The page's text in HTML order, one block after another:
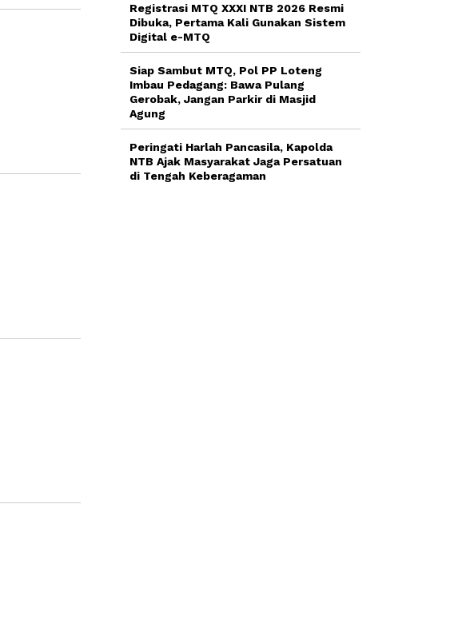
Registrasi MTQ XXXI NTB 2026 Resmi
Dibuka, Pertama Kali Gunakan Sistem
Digital e-MTQ
Siap Sambut MTQ, Pol PP Loteng
Imbau Pedagang: Bawa Pulang
Gerobak, Jangan Parkir di Masjid
Agung
Peringati Harlah Pancasila, Kapolda
NTB Ajak Masyarakat Jaga Persatuan
di Tengah Keberagaman